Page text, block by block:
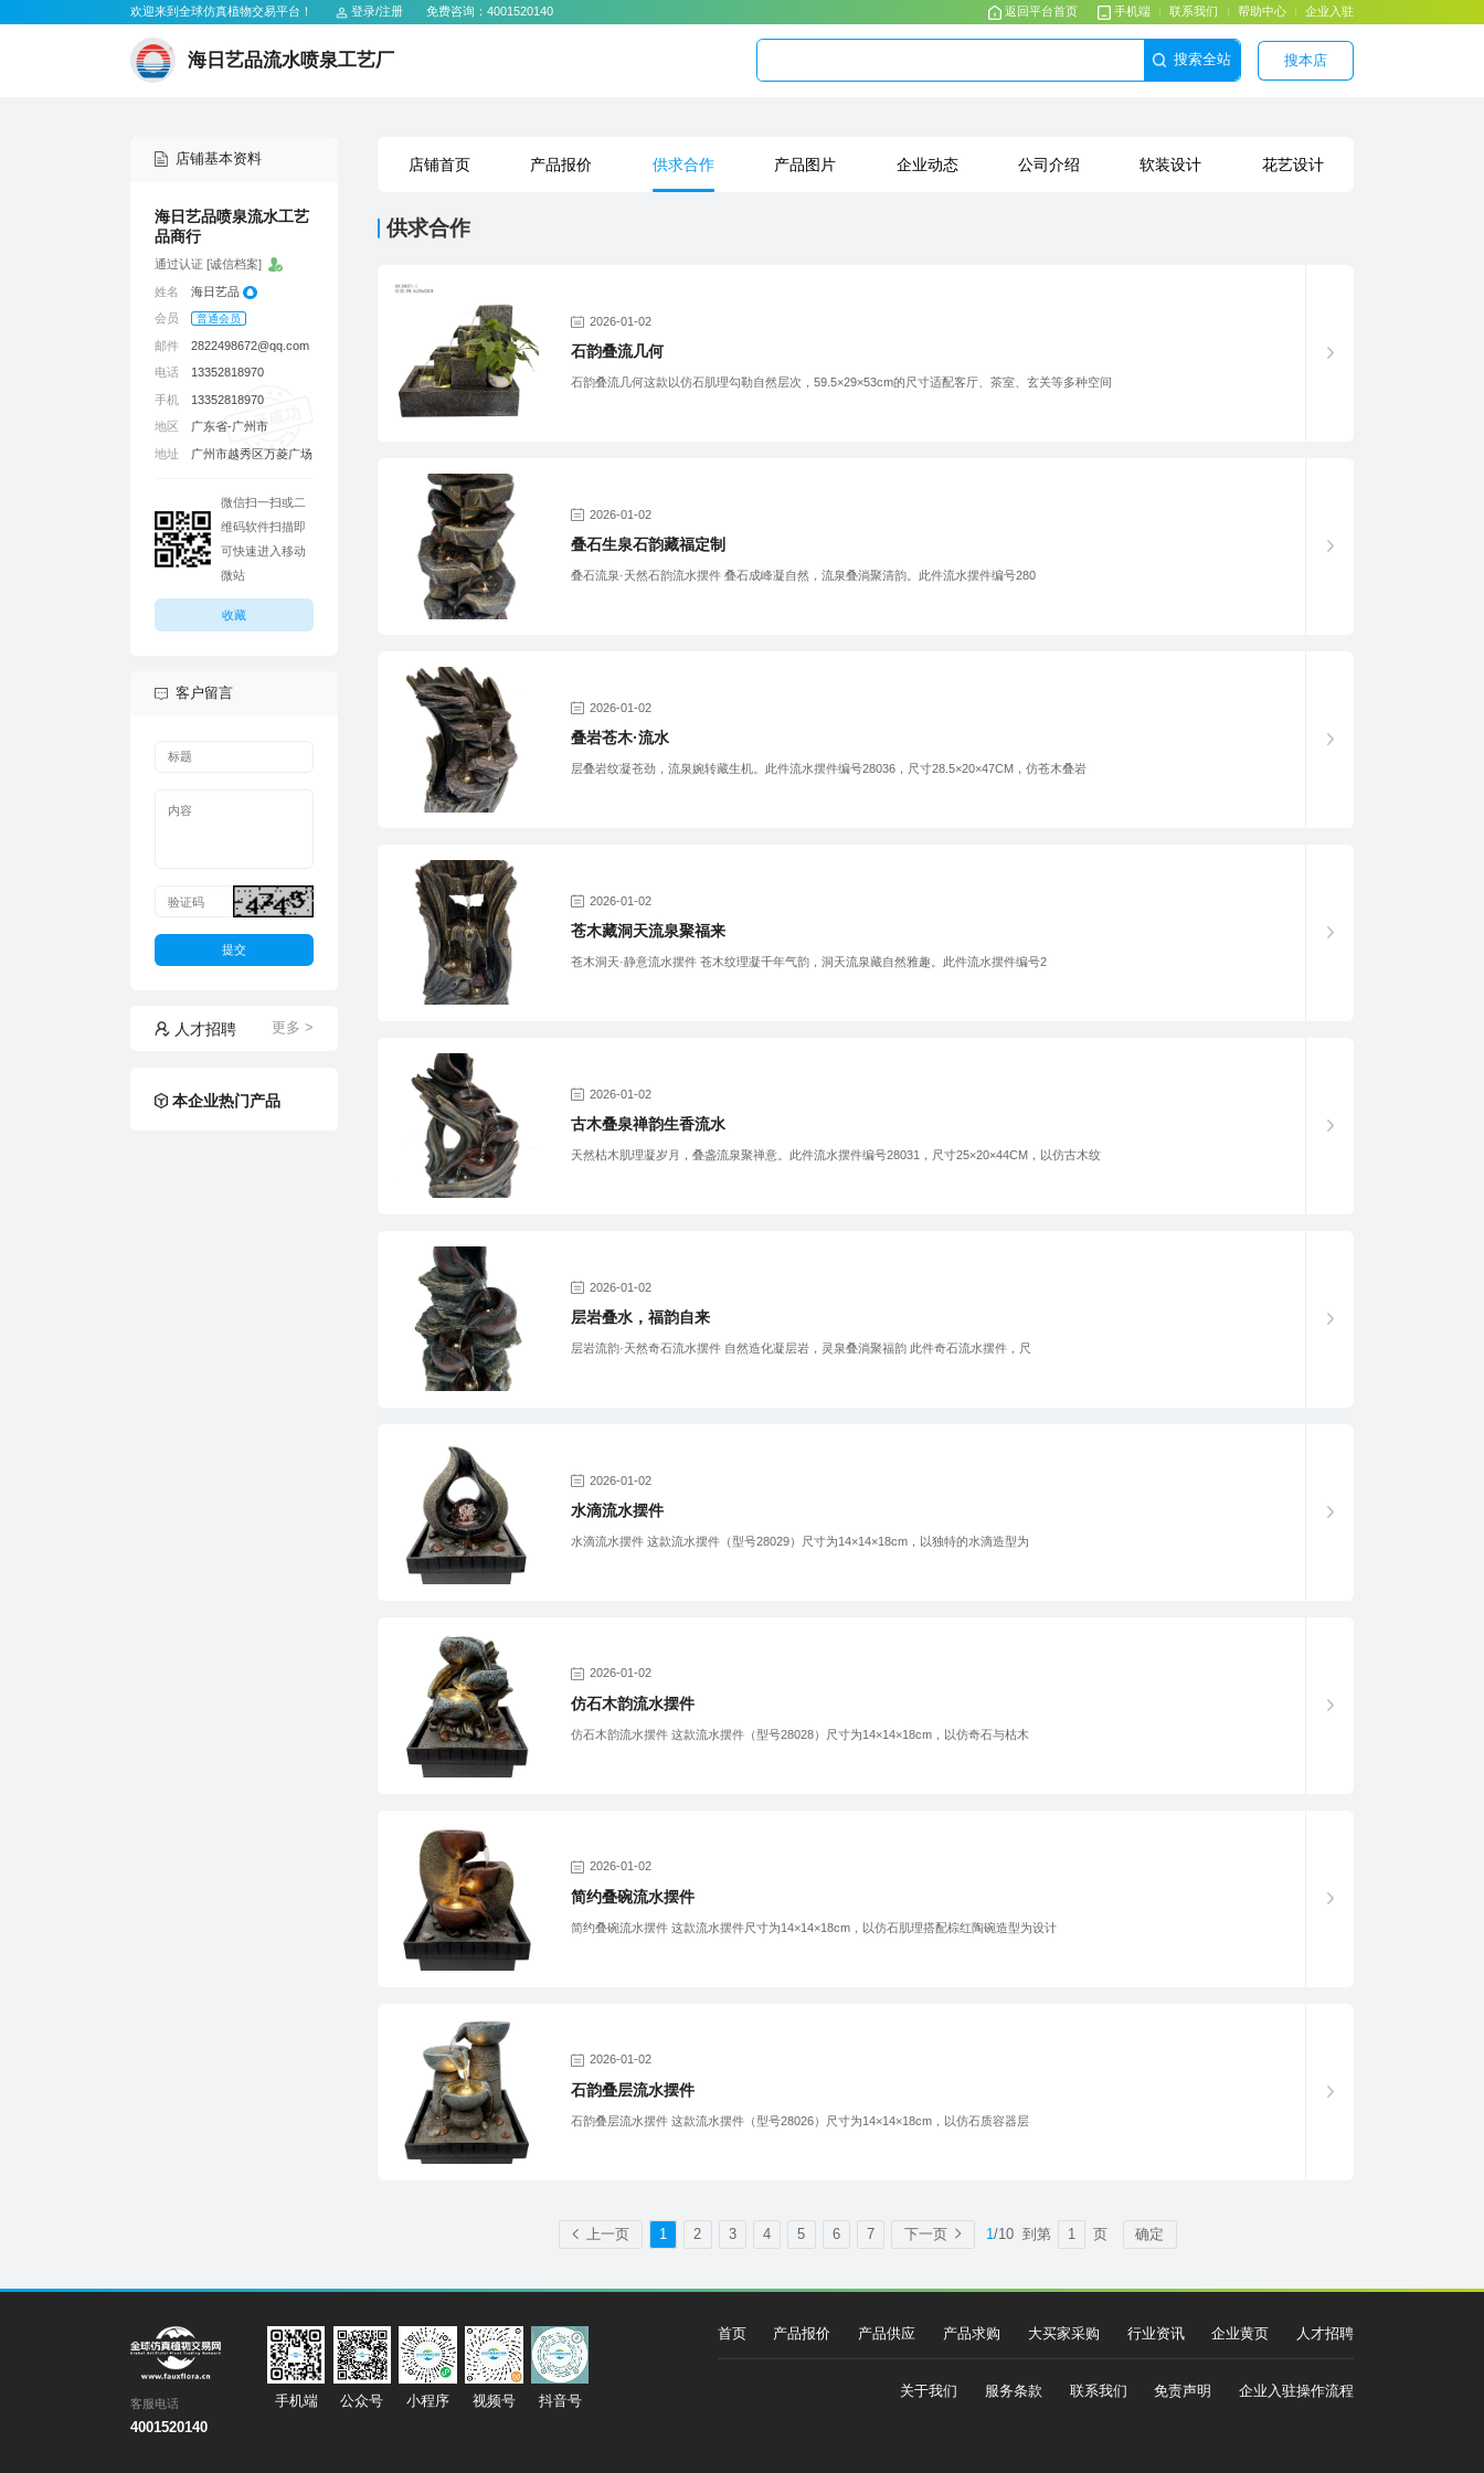
欢迎来到全球仿真植物交易平台！ 登录/注册 免费咨询：4001520140 返回平台首页 手机端 联系我们 帮助中心 企业入驻
海日艺品流水喷泉工艺厂 搜索全站 搜本店
店铺基本资料
品商行
通过认证 [诚信档案]
姓名 海日艺品
会员 普通会员
邮件 2822498672@qq.com
电话 13352818970
手机 13352818970
地区 广东省-广州市
地址 广州市越秀区万菱广场
微站
收藏
客户留言
提交
人才招聘 更多 >
本企业热门产品
店铺首页 产品报价 供求合作 产品图片 企业动态 公司介绍 软装设计 花艺设计
供求合作
2026-01-02
石韵叠流几何
石韵叠流几何这款以仿石肌理勾勒自然层次，59.5×29×53cm的尺寸适配客厅、茶室、玄关等多种空间
2026-01-02
叠石生泉石韵藏福定制
叠石流泉·天然石韵流水摆件 叠石成峰凝自然，流泉叠淌聚清韵。此件流水摆件编号280
2026-01-02
叠岩苍木·流水
层叠岩纹凝苍劲，流泉婉转藏生机。此件流水摆件编号28036，尺寸28.5×20×47CM，仿苍木叠岩
2026-01-02
苍木藏洞天流泉聚福来
苍木洞天·静意流水摆件 苍木纹理凝千年气韵，洞天流泉藏自然雅趣。此件流水摆件编号2
2026-01-02
古木叠泉禅韵生香流水
天然枯木肌理凝岁月，叠盏流泉聚禅意。此件流水摆件编号28031，尺寸25×20×44CM，以仿古木纹
2026-01-02
层岩叠水，福韵自来
层岩流韵·天然奇石流水摆件 自然造化凝层岩，灵泉叠淌聚福韵 此件奇石流水摆件，尺
2026-01-02
水滴流水摆件
水滴流水摆件 这款流水摆件（型号28029）尺寸为14×14×18cm，以独特的水滴造型为
2026-01-02
仿石木韵流水摆件
仿石木韵流水摆件 这款流水摆件（型号28028）尺寸为14×14×18cm，以仿奇石与枯木
2026-01-02
简约叠碗流水摆件
简约叠碗流水摆件 这款流水摆件尺寸为14×14×18cm，以仿石肌理搭配棕红陶碗造型为设计
2026-01-02
石韵叠层流水摆件
石韵叠层流水摆件 这款流水摆件（型号28026）尺寸为14×14×18cm，以仿石质容器层
上一页 1 2 3 4 5 6 7 下一页 1/10 到第 页 确定
客服电话
4001520140
手机端 公众号 小程序 视频号 抖音号
首页 产品报价 产品供应 产品求购 大买家采购 行业资讯 企业黄页 人才招聘
关于我们 服务条款 联系我们 免责声明 企业入驻操作流程